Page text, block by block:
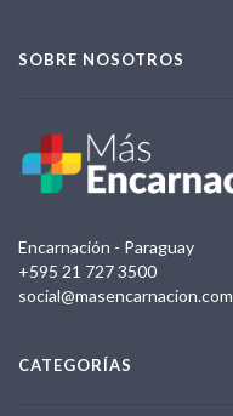
SOBRE NOSOTROS
Encarnación - Paraguay
+595 21 727 3500
social@masencarnacion.com
CATEGORÍAS